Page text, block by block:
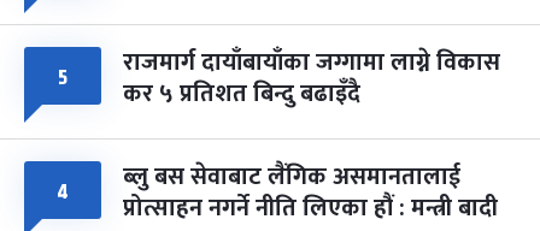
५ राजमार्ग दायाँबायाँका जग्गामा लाग्ने विकास
कर ५ प्रतिशत बिन्दु बढाइँदै
४ ब्लु बस सेवाबाट लैंगिक असमानतालाई
प्रोत्साहन नगर्ने नीति लिएका हौं : मन्त्री बादी